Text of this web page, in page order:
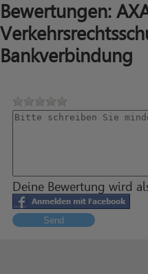
Bewertungen:
Bankverbindung
Deine Bewertung wird
Send